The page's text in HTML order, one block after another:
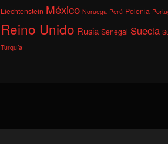
Liechtenstein México Noruega Perú Polonia
Reino Unido Rusia Senegal Suecia
Turquía